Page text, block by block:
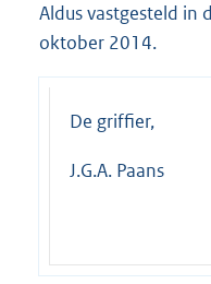
Aldus vastgesteld in
oktober 2014.
De griffier,
J.G.A. Paans